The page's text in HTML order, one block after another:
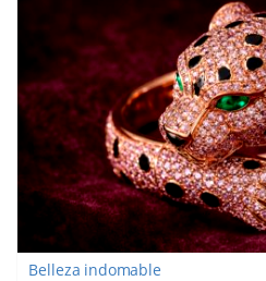
Belleza indomable